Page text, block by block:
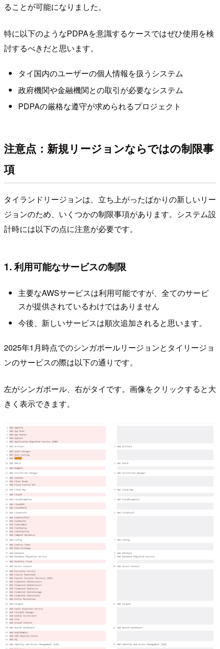
ることが可能になりました。
特に以下のようなPDPAを意識するケースではぜひ使用を検
討するべきだと思います。
タイ国内のユーザーの個人情報を扱うシステム
政府機関や金融機関との取引が必要なシステム
PDPAの厳格な遵守が求められるプロジェクト
注意点：新規リージョンならではの制限事
項
タイランドリージョンは、立ち上がったばかりの新しいリー
ジョンのため、いくつかの制限事項があります。システム設
計時には以下の点に注意が必要です。
1. 利用可能なサービスの制限
主要なAWSサービスは利用可能ですが、全てのサービ
スが提供されているわけではありません
今後、新しいサービスは順次追加されると思います。
2025年1月時点でのシンガポールリージョンとタイリージョ
ンのサービスの際は以下の通りです。
左がシンガポール、右がタイです。画像をクリックすると大
きく表示できます。